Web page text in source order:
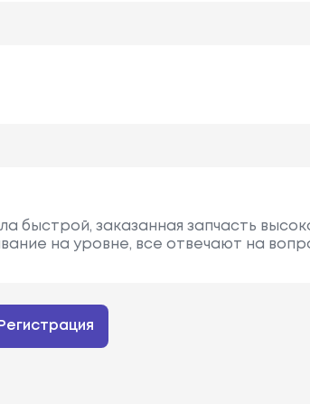
быстрой, заказанная запчасть
на уровне, все отвечают на
Регистрация